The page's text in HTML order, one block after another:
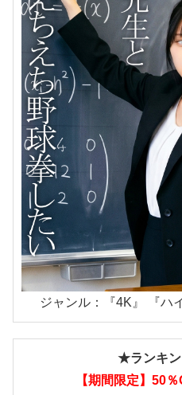
ジャンル：『4K』 『ハ
★ランキ
【期間限定】50